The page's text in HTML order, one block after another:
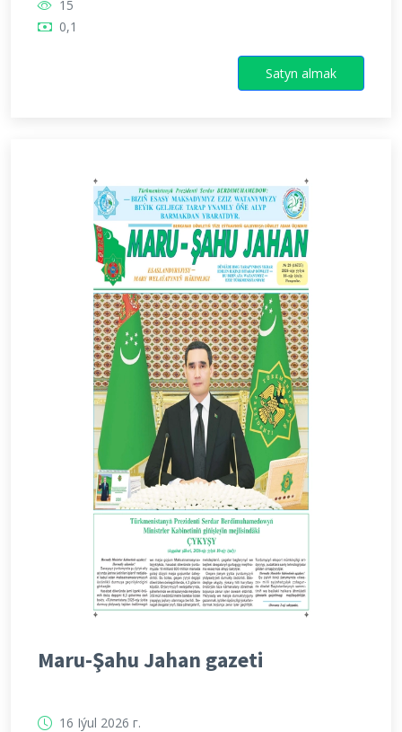
15
0,1
Satyn almak
Maru-Şahu Jahan gazeti
16 Iýul 2026 г.